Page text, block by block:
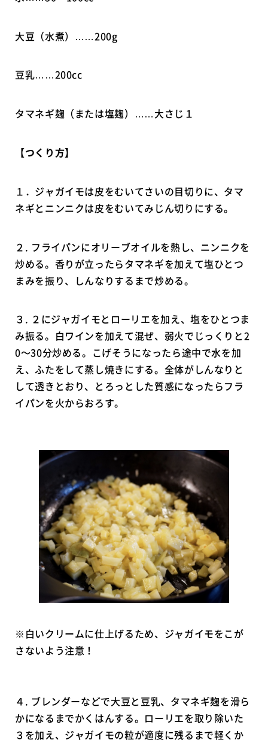
大豆（水煮）……200g
豆乳……200cc
タマネギ麹（または塩麹）……大さじ１
【つくり方】
１．ジャガイモは皮をむいてさいの目切りに、タマ
ネギとニンニクは皮をむいてみじん切りにする。
２. フライパンにオリーブオイルを熱し、ニンニクを
炒める。香りが立ったらタマネギを加えて塩ひとつ
まみを振り、しんなりするまで炒める。
３. ２にジャガイモとローリエを加え、塩をひとつま
み振る。白ワインを加えて混ぜ、弱火でじっくりと2
0〜30分炒める。こげそうになったら途中で水を加
え、ふたをして蒸し焼きにする。全体がしんなりと
して透きとおり、とろっとした質感になったらフラ
イパンを火からおろす。
※白いクリームに仕上げるため、ジャガイモをこが
さないよう注意！
４. ブレンダーなどで大豆と豆乳、タマネギ麹を滑ら
かになるまでかくはんする。ローリエを取り除いた
３を加え、ジャガイモの粒が適度に残るまで軽くか